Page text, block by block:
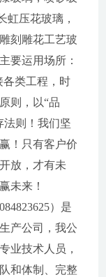
虹压花玻璃，
刻雕花工艺玻
要运用场所：
类工程，时
则，以“品
法则！我们坚
！只有客户价
放，才有未
未来！
）是
产公司，我公
业技术人员，
和体制、完整